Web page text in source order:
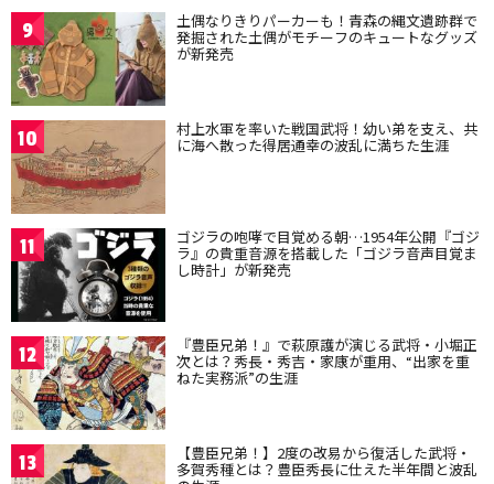
9 土偶なりきりパーカーも！青森の縄文遺跡群で
発掘された土偶がモチーフのキュートなグッズ
が新発売
10 村上水軍を率いた戦国武将！幼い弟を支え、共
に海へ散った得居通幸の波乱に満ちた生涯
11 ゴジラの咆哮で目覚める朝…1954年公開『ゴジ
ラ』の貴重音源を搭載した「ゴジラ音声目覚ま
し時計」が新発売
12 『豊臣兄弟！』で萩原護が演じる武将・小堀正
次とは？秀長・秀吉・家康が重用、“出家を重
ねた実務派”の生涯
13 【豊臣兄弟！】2度の改易から復活した武将・
多賀秀種とは？豊臣秀長に仕えた半年間と波乱